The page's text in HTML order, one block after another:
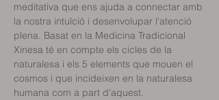
meditativa que ens ajuda a connectar amb
la nostra intuïció i desenvolupar l'atenció
plena. Basat en la Medicina Tradicional
Xinesa té en compte els cicles de la
naturalesa i els 5 elements que mouen el
cosmos i que incideixen en la naturalesa